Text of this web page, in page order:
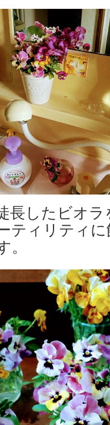
長したビオ
ティリティ